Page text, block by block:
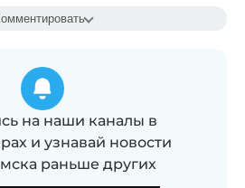
на наши каналы в
и узнавай новости
раньше других